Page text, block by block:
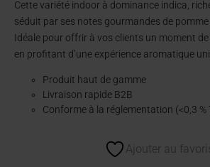
Cette variété indoor à dominance indica,
séduit par ses notes gourmandes de pomme
Idéale pour offrir à vos clients un moment
en profitant d’une expérience aromatique
Produit haut de gamme
Livraison rapide B2B
Conforme à la réglementation (<0,3 %
Ajouter au